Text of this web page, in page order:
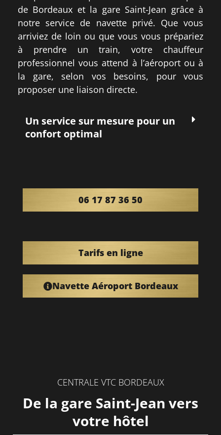
de Bordeaux et la gare Saint-Jean grâce à
notre service de navette privé. Que vous
arriviez de loin ou que vous vous prépariez
à prendre un train, votre chauffeur
professionnel vous attend à l’aéroport ou à
la gare, selon vos besoins, pour vous
proposer une liaison directe.
Un service sur mesure pour un
confort optimal
06 17 87 36 50
Tarifs en ligne
Navette Aéroport Bordeaux
CENTRALE VTC BORDEAUX
De la gare Saint-Jean vers
votre hôtel